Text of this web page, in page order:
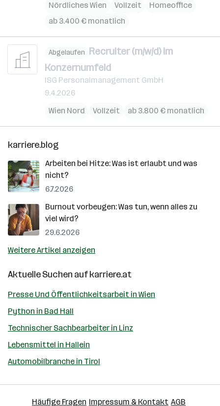
Nördliches Wien
Vollzeit
Homeoffice
ab 3.400 € monatlich
Abgelaufen Recruiter (m/w/d) im
Konzernumfeld
ISG Personalmanagement GmbH
9.4.2026
Wien Nord
Vollzeit ab 3.800 € monatlich
karriere.blog
Arbeiten bei Hitze: Was ist erlaubt und was
nicht?
6.7.2026
Burnout vorbeugen: Was tun, wenn alles zu
viel wird?
29.6.2026
Weitere Artikel anzeigen
Aktuelle Suchen aufkarriere.at
Presse Und Öffentlichkeitsarbeit in Wien
Python in Bad Hall
Technischer Sachbearbeiter in Linz
Lebensmittel in Hallein
Automobilbranche in Tirol
Häufige Fragen Impressum & Kontakt AGB